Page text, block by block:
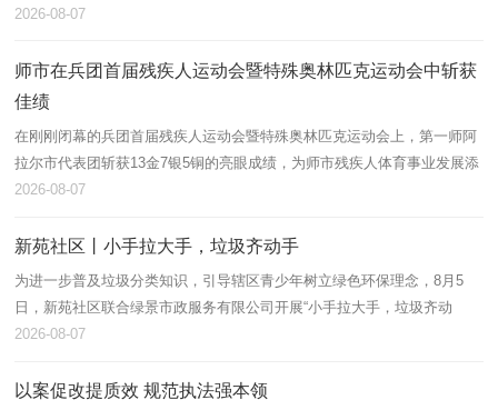
上浓墨重彩的一笔。
2026-08-07
师市在兵团首届残疾人运动会暨特殊奥林匹克运动会中斩获
佳绩
在刚刚闭幕的兵团首届残疾人运动会暨特殊奥林匹克运动会上，第一师阿
拉尔市代表团斩获13金7银5铜的亮眼成绩，为师市残疾人体育事业发展添
上浓墨重彩的一笔。
2026-08-07
新苑社区丨小手拉大手，垃圾齐动手
为进一步普及垃圾分类知识，引导辖区青少年树立绿色环保理念，8月5
日，新苑社区联合绿景市政服务有限公司开展“小手拉大手，垃圾齐动
手”垃圾分类主题宣讲活动，辖区60余名青少年及家长积极参与。
2026-08-07
以案促改提质效 规范执法强本领